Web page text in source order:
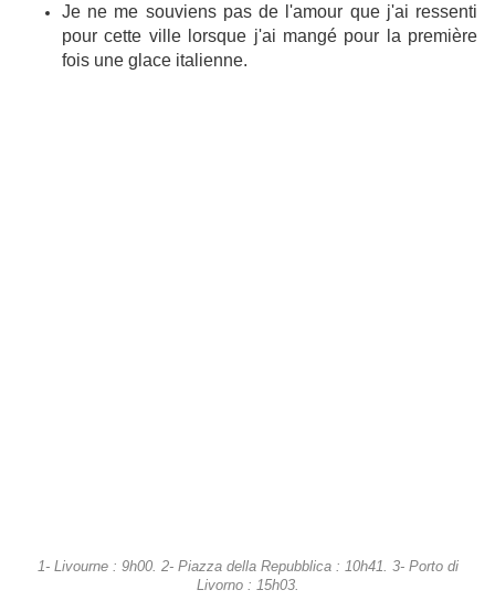
Je ne me souviens pas de l'amour que j'ai ressenti
pour cette ville lorsque j'ai mangé pour la première
fois une glace italienne.
1- Livourne : 9h00. 2- Piazza della Repubblica : 10h41. 3- Porto di
Livorno : 15h03.